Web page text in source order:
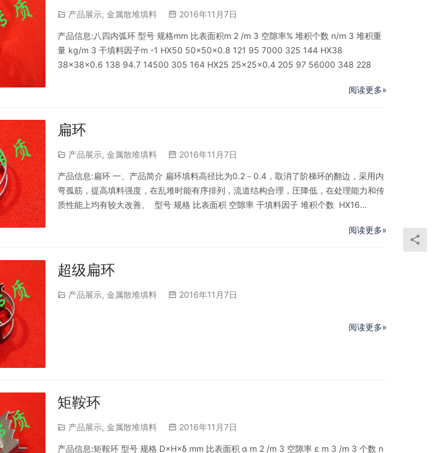
产品展示, 金属散堆填料 2016年11月7日
产品信息:八四内弧环 型号 规格mm 比表面积m 2 /m 3 空隙率% 堆积个数 n/m 3 堆积重
量 kg/m 3 干填料因子m -1 HX50 50×50×0.8 121 95 7000 325 144 HX38
38×38×0.6 138 94.7 14500 305 164 HX25 25×25×0.4 205 97 56000 348 228
阅读更多»
扁环
产品展示, 金属散堆填料 2016年11月7日
产品信息:扁环 一、产品简介 扁环填料高径比为0.2－0.4，取消了阶梯环的翻边，采用内
弯孤筋，提高填料强度，在乱堆时能有序排列，流道结构合理，圧降低，在处理能力和传
质性能上均有较大改善。 型号 规格 比表面积 空隙率 干填料因子 堆积个数 HX16
阅读更多»
超级扁环
产品展示, 金属散堆填料 2016年11月7日
阅读更多»
矩鞍环
产品展示, 金属散堆填料 2016年11月7日
产品信息:矩鞍环 型号 规格 D×H×δ mm 比表面积 α m 2 /m 3 空隙率 ε m 3 /m 3 个数 n